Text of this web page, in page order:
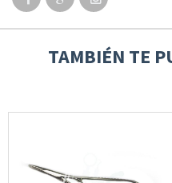
TAMBIÉN TE